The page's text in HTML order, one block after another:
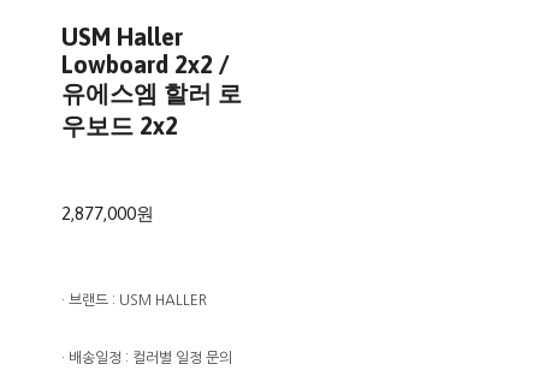
USM Haller
Lowboard 2x2 /
유에스엠 할러 로
우보드 2x2
2,877,000원
· 브랜드 : USM HALLER
· 배송일정 : 컬러별 일정 문의